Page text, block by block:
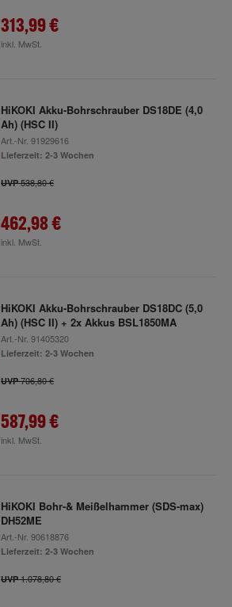
313,99 €
inkl. MwSt.
HiKOKI Akku-Bohrschrauber DS18DE (4,0
Ah) (HSC II)
Art.-Nr. 91929616
Lieferzeit: 2-3 Wochen
UVP538,80 €
462,98 €
inkl. MwSt.
HiKOKI Akku-Bohrschrauber DS18DC (5,0
Ah) (HSC II) + 2x Akkus BSL1850MA
Art.-Nr. 91405320
Lieferzeit: 2-3 Wochen
UVP706,80 €
587,99 €
inkl. MwSt.
HiKOKI Bohr-& Meißelhammer (SDS-max)
DH52ME
Art.-Nr. 90618876
Lieferzeit: 2-3 Wochen
UVP1.078,80 €